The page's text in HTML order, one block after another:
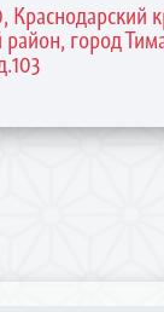
Краснодарский
город